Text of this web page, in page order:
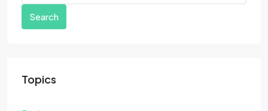
Search
Topics